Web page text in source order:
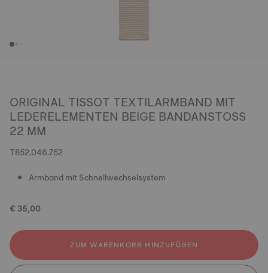
ORIGINAL TISSOT TEXTILARMBAND MIT
LEDERELEMENTEN BEIGE BANDANSTOSS 2
2 MM
T852.046.752
Armband mit Schnellwechselsystem
€ 35,00
ZUM WARENKORB HINZUFÜGEN